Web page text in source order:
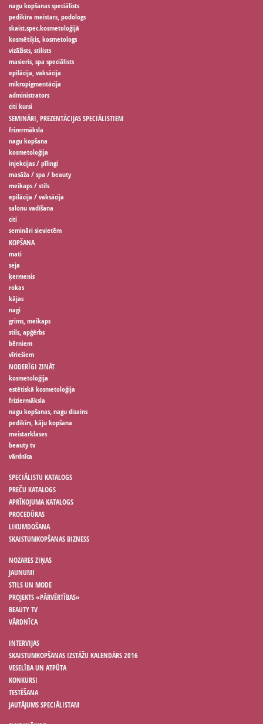
nagu kopšanas speciālists
pedikīra meistars, podologs
skaist.spec.kosmetoloģijā
kosmētiķis, kosmetologs
vizāžists, stilists
masieris, spa speciālists
epilācija, vaksācija
mikropigmentācija
administrators
citi kursi
SEMINĀRI, PREZENTĀCIJAS SPECIĀLISTIEM
frizermāksla
nagu kopšana
kosmetoloģija
injekcijas / pīlingi
masāža / spa / beauty
meikaps / stils
epilācija / vaksācija
salonu vadīšana
citi
semināri sievietēm
KOPŠANA
mati
seja
ķermenis
rokas
kājas
nagi
grims, meikaps
stils, apģērbs
bērniem
vīriešiem
NODERĪGI ZINĀT
kosmetoloģija
estētiskā kosmetoloģija
friziermāksla
nagu kopšanas, nagu dizains
pedikīrs, kāju kopšana
meistarklases
beauty tv
vārdnīca
SPECIĀLISTU KATALOGS
PREČU KATALOGS
APRĪKOJUMA KATALOGS
PROCEDŪRAS
LIKUMDOŠANA
SKAISTUMKOPŠANAS BIZNESS
NOZARES ZIŅAS
JAUNUMI
STILS UN MODE
PROJEKTS «PĀRVĒRTĪBAS»
BEAUTY TV
VĀRDNĪCA
INTERVIJAS
SKAISTUMKOPŠANAS IZSTĀŽU KALENDĀRS 2016
VESELĪBA UN ATPŪTA
KONKURSI
TESTĒŠANA
JAUTĀJUMS SPECIĀLISTAM